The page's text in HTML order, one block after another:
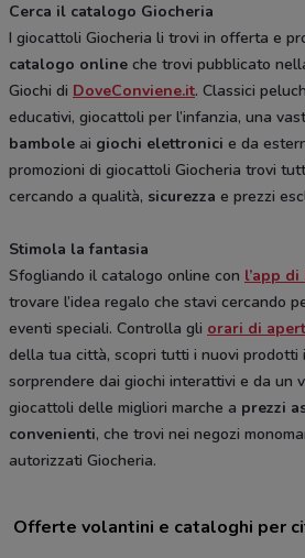
Cerca il catalogo Giocheria
I giocattoli Giocheria li trovi in offerta e
catalogo online che trovi pubblicato
Giochi di DoveConviene.it. Classici
educativi, giocattoli per l’infanzia, una
bambole ai giochi elettronici e da
promozioni di giocattoli Giocheria trovi
cercando a qualità, sicurezza e prezzi
Stimola la fantasia
Sfogliando il catalogo online con l’app
trovare l’idea regalo che stavi cercando
eventi speciali. Controlla gli orari di
della tua città, scopri tutti i nuovi prodotti
sorprendere dai giochi interattivi e da un
giocattoli delle migliori marche a prezzi
convenienti, che trovi nei negozi
autorizzati Giocheria.
Offerte volantini e cataloghi per